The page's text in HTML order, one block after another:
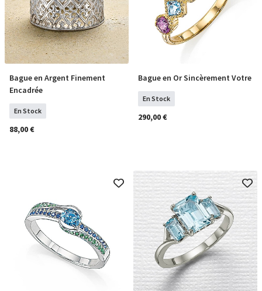
Sélectionner Tailles
Bague en Argent Finement
Encadrée
En Stock
88,00 €
COMMANDER
Bague en Or Sincèrement Votre
En Stock
290,00 €